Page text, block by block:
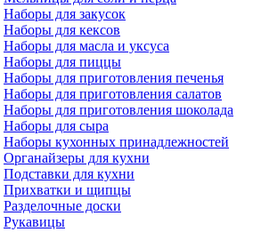
Наборы для закусок
Наборы для кексов
Наборы для масла и уксуса
Наборы для пиццы
Наборы для приготовления печенья
Наборы для приготовления салатов
Наборы для приготовления шоколада
Наборы для сыра
Наборы кухонных принадлежностей
Органайзеры для кухни
Подставки для кухни
Прихватки и щипцы
Разделочные доски
Рукавицы